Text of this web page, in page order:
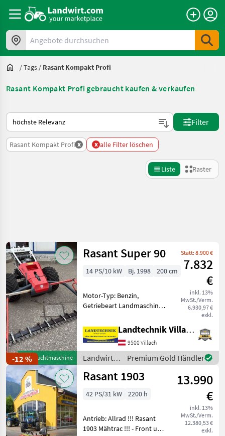
Angebote durchsuchen
/Tags / Rasant Kompakt Profi
Rasant Kompakt Profi gebraucht kaufen & verkaufen
So wird auf Landwirt.com sortiert
Filter
Rasant Kompakt Profi x x alle Filter löschen
Liste Raster
Kategorie 2 Land Filter
AKTUELLER
PFAD
Rasant
Kompakt
Profi
KATEGORIE
WÄHLEN
Landtechnik
133
Kommunaltechnik
8
Forsttechnik
4
Zurücksetzen
Ergebnisse
anzeigen
-12 %Gebrauchtmaschine
Rasant Super 90 Statt: 8.900 €
7.832
€
inkl. 13%
MwSt./Verm.
6.930,97 €
exkl.
14 PS/10 kW Bj. 1998 200 cm
Motor-Typ: Benzin,
Getriebeart Landmaschine:
Zylinderanzahl: 1 Zylinder,
Doppelmesser, Lenkbremse
Rasant Breitspur
Motormäher Super 90, mit
hydraulisch v
Landtechnik Villach GmbH
9500 Villach
Landwirtsch.
Motorfahrzeuge
/ Rasant
Premium Gold Händler
Rasant 1903
13.990
€
inkl. 13%
MwSt./Verm.
12.380,53 €
exkl.
42 PS/31 kW 2200 h
Antrieb: Allrad !!! Rasant
1903 Mähtrac !!! - Front und